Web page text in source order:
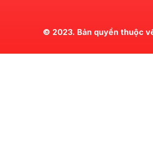
© 2023. Bản quyền thuộc